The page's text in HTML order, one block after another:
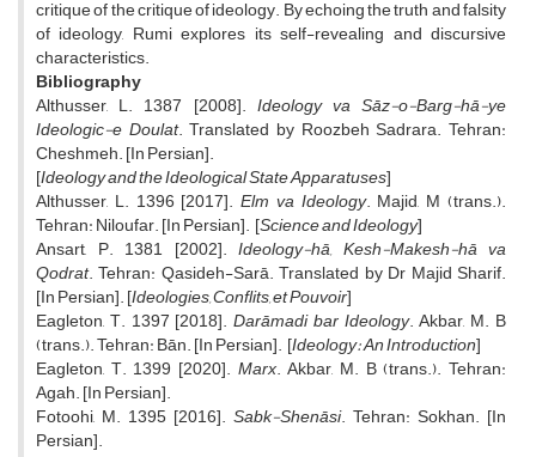
critique of the critique of ideology. By echoing the truth and falsity
of ideology, Rumi explores its self-revealing and discursive
characteristics.
Bibliography
Althusser, L. 1387 [2008]. Ideology va Sāz-o-Barg-hā-ye
Ideologic-e Doulat. Translated by Roozbeh Sadrara. Tehran:
Cheshmeh. [In Persian].
[Ideology and the Ideological State Apparatuses]
Althusser, L. 1396 [2017].Elm va Ideology. Majid, M (trans.).
Tehran: Niloufar. [In Persian]. [Science and Ideology]
Ansart, P. 1381 [2002]. Ideology-hā, Kesh-Makesh-hā va
Qodrat. Tehran: Qasideh-Sarā. Translated by Dr Majid Sharif.
[In Persian]. [Ideologies, Conflits, et Pouvoir]
Eagleton, T. 1397 [2018].Darāmadi bar Ideology. Akbar, M. B
(trans.). Tehran: Bān. [In Persian]. [Ideology: An Introduction]
Eagleton, T. 1399 [2020]. Marx. Akbar, M. B (trans.). Tehran:
Agah. [In Persian].
Fotoohi, M. 1395 [2016]. Sabk-Shenāsi. Tehran: Sokhan. [In
Persian].